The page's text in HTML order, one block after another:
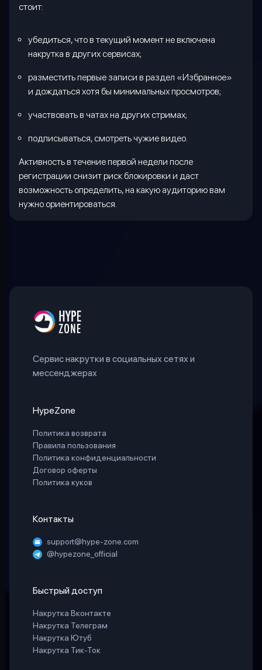
стоит:
убедиться, что в текущий момент не включена
накрутка в других сервисах;
разместить первые записи в раздел «Избранное»
и дождаться хотя бы минимальных просмотров;
участвовать в чатах на других стримах;
подписываться, смотреть чужие видео.
Активность в течение первой недели после
регистрации снизит риск блокировки и даст
возможность определить, на какую аудиторию вам
нужно ориентироваться.
Сервис накрутки в социальных сетях и
мессенджерах
HypeZone
Политика возврата
Правила пользования
Политика конфиденциальности
Договор оферты
Политика куков
Контакты
support@hype-zone.com
@hypezone_official
Быстрый доступ
Накрутка Вконтакте
Накрутка Телеграм
Накрутка Ютуб
Накрутка Тик-Ток